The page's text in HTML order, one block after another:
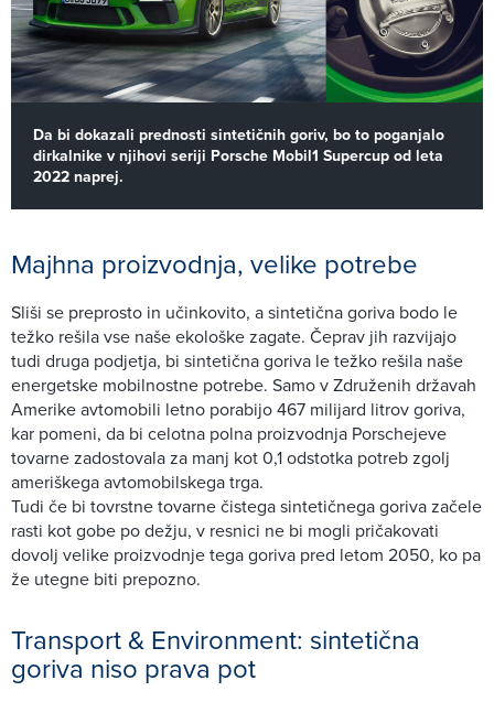
Da bi dokazali prednosti sintetičnih goriv, bo to poganjalo
dirkalnike v njihovi seriji Porsche Mobil1 Supercup od leta
2022 naprej.
Majhna proizvodnja, velike potrebe
Sliši se preprosto in učinkovito, a sintetična goriva bodo le
težko rešila vse naše ekološke zagate. Čeprav jih razvijajo
tudi druga podjetja, bi sintetična goriva le težko rešila naše
energetske mobilnostne potrebe. Samo v Združenih državah
Amerike avtomobili letno porabijo 467 milijard litrov goriva,
kar pomeni, da bi celotna polna proizvodnja Porschejeve
tovarne zadostovala za manj kot 0,1 odstotka potreb zgolj
ameriškega avtomobilskega trga.
Tudi če bi tovrstne tovarne čistega sintetičnega goriva začele
rasti kot gobe po dežju, v resnici ne bi mogli pričakovati
dovolj velike proizvodnje tega goriva pred letom 2050, ko pa
že utegne biti prepozno.
Transport & Environment: sintetična
goriva niso prava pot